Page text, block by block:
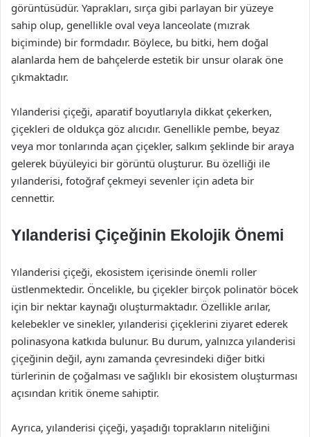
görüntüsüdür. Yaprakları, sırça gibi parlayan bir yüzeye
sahip olup, genellikle oval veya lanceolate (mızrak
biçiminde) bir formdadır. Böylece, bu bitki, hem doğal
alanlarda hem de bahçelerde estetik bir unsur olarak öne
çıkmaktadır.
Yılanderisi çiçeği, aparatif boyutlarıyla dikkat çekerken,
çiçekleri de oldukça göz alıcıdır. Genellikle pembe, beyaz
veya mor tonlarında açan çiçekler, salkım şeklinde bir araya
gelerek büyüleyici bir görüntü oluşturur. Bu özelliği ile
yılanderisi, fotoğraf çekmeyi sevenler için adeta bir
cennettir.
Yılanderisi Çiçeğinin Ekolojik Önemi
Yılanderisi çiçeği, ekosistem içerisinde önemli roller
üstlenmektedir. Öncelikle, bu çiçekler birçok polinatör böcek
için bir nektar kaynağı oluşturmaktadır. Özellikle arılar,
kelebekler ve sinekler, yılanderisi çiçeklerini ziyaret ederek
polinasyona katkıda bulunur. Bu durum, yalnızca yılanderisi
çiçeğinin değil, aynı zamanda çevresindeki diğer bitki
türlerinin de çoğalması ve sağlıklı bir ekosistem oluşturması
açısından kritik öneme sahiptir.
Ayrıca, yılanderisi çiçeği, yaşadığı toprakların niteliğini